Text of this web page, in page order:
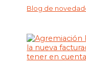
Blog de